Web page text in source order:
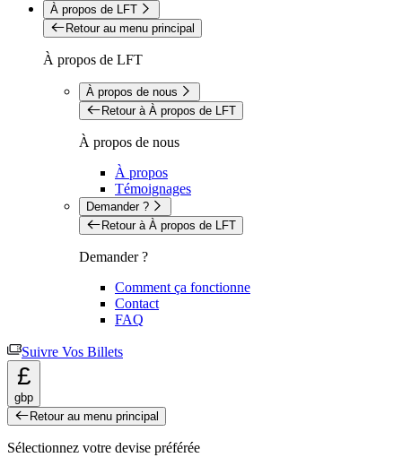
À propos de LFT
Retour au menu principal
À propos de LFT
À propos de nous
Retour à À propos de LFT
À propos de nous
À propos
Témoignages
Demander ?
Retour à À propos de LFT
Demander ?
Comment ça fonctionne
Contact
FAQ
Suivre Vos Billets
£
gbp
Retour au menu principal
Sélectionnez votre devise préférée